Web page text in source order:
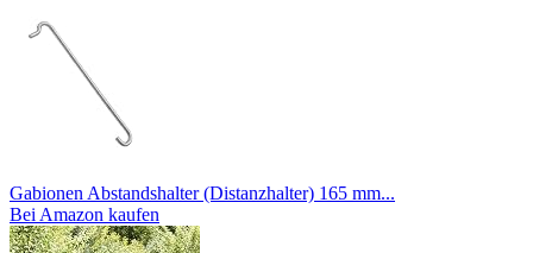
Gabionen Abstandshalter (Distanzhalter) 165 mm...
Bei Amazon kaufen